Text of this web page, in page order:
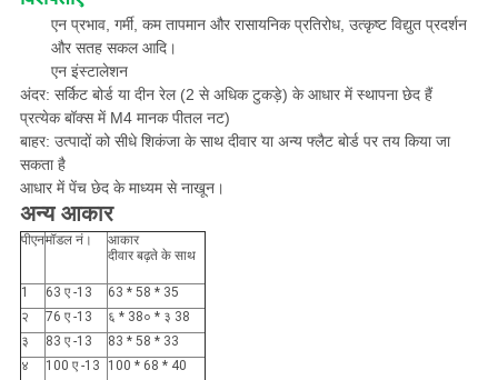
एन प्रभाव, गर्मी, कम तापमान और रासायनिक प्रतिरोध, उत्कृष्ट विद्युत प्रदर्शन
और सतह सकल आदि।
एन इंस्टालेशन
अंदर: सर्किट बोर्ड या दीन रेल (2 से अधिक टुकड़े) के आधार में स्थापना छेद हैं
प्रत्येक बॉक्स में M4 मानक पीतल नट)
बाहर: उत्पादों को सीधे शिकंजा के साथ दीवार या अन्य फ्लैट बोर्ड पर तय किया जा
सकता है
आधार में पेंच छेद के माध्यम से नाखून।
अन्य आकार
पीएनमॉडल नं।
आकार
दीवार बढ़ते के साथ
1 63 ए -13
63 * 58 * 35
२
76 ए -13
६ * 38० * ३ 38
३
83 ए -13
83 * 58 * 33
४
100 ए -13
100 * 68 * 40